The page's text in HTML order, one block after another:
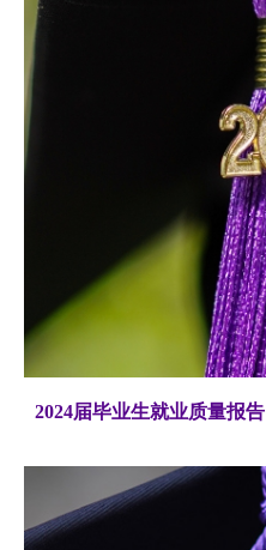
2024届毕业生就业质量报告